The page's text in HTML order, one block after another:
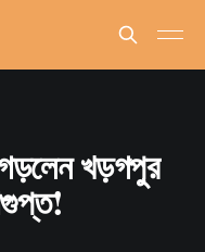
খড়গপুর